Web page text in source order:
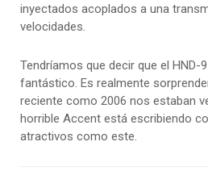
inyectados acoplados a una
velocidades.
Tendríamos que decir que el HND-
fantástico. Es realmente
reciente como 2006 nos estaban
horrible Accent está escribiendo
atractivos como este.